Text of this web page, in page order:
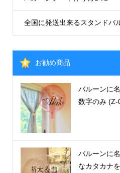
全国に発送出来るスタンドバ
お勧め商品
バルーンに
数字のみ (Z-
バルーンに
なカタカナ